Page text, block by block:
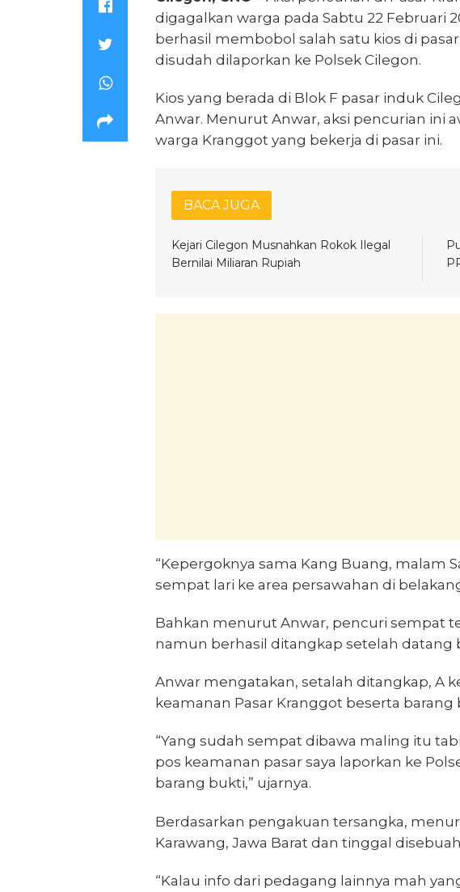
digagalkan warga pada Sabtu 22 Februari
berhasil membobol salah satu kios di
disudah dilaporkan ke Polsek Cilegon.
Kios yang berada di Blok F pasar induk
Anwar. Menurut Anwar, aksi pencurian ini
warga Kranggot yang bekerja di pasar ini.
BACA JUGA
Kejari Cilegon Musnahkan Rokok Ilegal
Bernilai Miliaran Rupiah
“Kepergoknya sama Kang Buang, malam
sempat lari ke area persawahan di
Bahkan menurut Anwar, pencuri sempat
namun berhasil ditangkap setelah datang
Anwar mengatakan, setalah ditangkap, A
keamanan Pasar Kranggot beserta barang
“Yang sudah sempat dibawa maling itu
pos keamanan pasar saya laporkan ke
barang bukti,” ujarnya.
Berdasarkan pengakuan tersangka,
Karawang, Jawa Barat dan tinggal
“Kalau info dari pedagang lainnya mah